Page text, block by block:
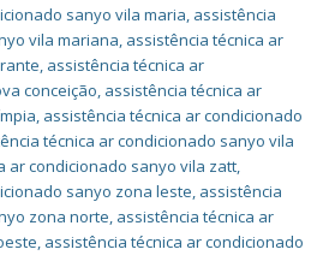
sanyo vila maria, assistência
vila mariana, assistência técnica ar
, assistência técnica ar
conceição, assistência técnica ar
, assistência técnica ar condicionado
técnica ar condicionado sanyo vila
ar condicionado sanyo vila zatt,
sanyo zona leste, assistência
zona norte, assistência técnica ar
, assistência técnica ar condicionado